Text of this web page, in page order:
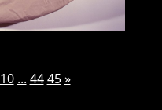
10 ... 44 45 »